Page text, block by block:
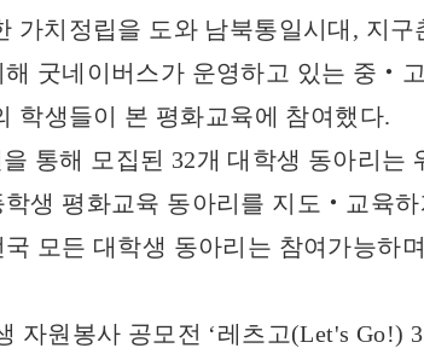
가치정립을 도와 남북통일시대, 지구
굿네이버스가 운영하고 있는 중‧
학생들이 본 평화교육에 참여했다.
통해 모집된 32개 대학생 동아리는
생 평화교육 동아리를 지도‧교육하
모든 대학생 동아리는 참여가능하
자원봉사 공모전 ‘레츠고(Let's Go!)